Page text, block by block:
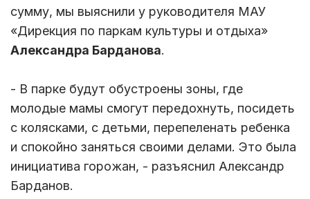
сумму, мы выяснили у руководителя МАУ
«Дирекция по паркам культуры и отдыха»
Александра Барданова.
- В парке будут обустроены зоны, где
молодые мамы смогут передохнуть, посидеть
с колясками, с детьми, перепеленать ребенка
и спокойно заняться своими делами. Это была
инициатива горожан, - разъяснил Александр
Барданов.